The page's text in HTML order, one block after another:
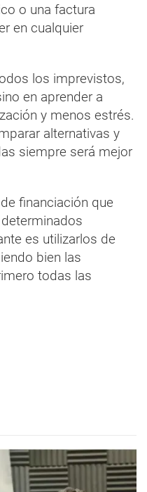
o una factura
en cualquier
los imprevistos,
en aprender a
y menos estrés.
alternativas y
siempre será mejor
financiación que
es utilizarlos de
bien las
todas las